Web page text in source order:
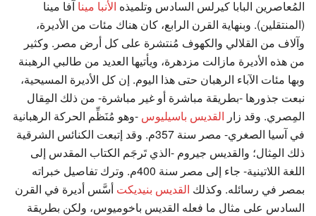
المُعاصرين البابا كيرلس السادس وتلميذه الأنبا ميناآفا مينا
(المنتقلين). وبنهاية القرن الرابع، كان هناك مئات من الأديرة،
وآلاف من القلالي والكهوف مُنتشرة على كل أرض مصر. وكثير
من هذه الأديرة مازالت مزدهرة، ويأتيها العديد من طالبي الرهبنة
وبها مئات الآباء الرهبان حتى هذا اليوم. إن كل الأديرة المسيحية،
نبعت جذورها -بطريقة مباشرة أو غير مباشرة- من ذلك المِقال
المِصري. وقد زار القديس باسيليوس -وهو مُنَظِّم الحركة الرهبانية
في آسيا الصغري- مصر سنة 357م. وقد إتبعت الكنائس الشرقية
ذلك المِثال؛ والقديس جيروم -الذي تَرجَم الكتاب المقدس إلى
اللغة اللاتينية- جاء إلى مصر سنة 400م. وترك تفاصيل خبراته
بمصر في رسائله. وكذلك القديس بنيديكت أسَّس أديرة في القرن
السادس على مثال ما فعله القديس باخوميوس، ولكن بطريقة